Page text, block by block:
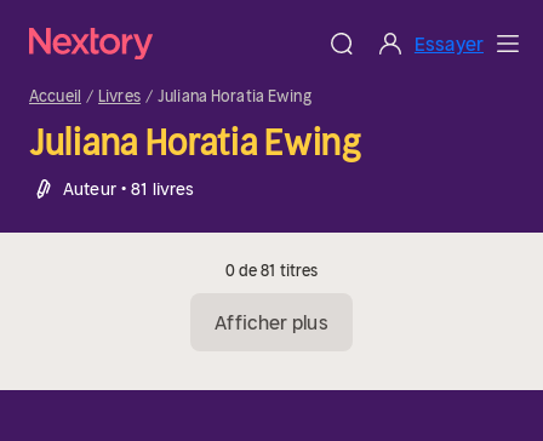
Essayer
Accueil Livres Juliana Horatia Ewing
Juliana Horatia Ewing
Auteur • 81 livres
0 de 81 titres
Afficher plus